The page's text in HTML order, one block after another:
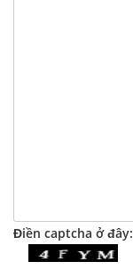
Điền captcha ở đây: